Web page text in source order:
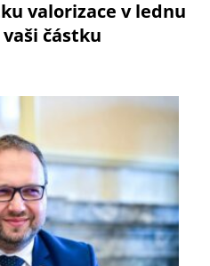
valorizace v lednu
částku